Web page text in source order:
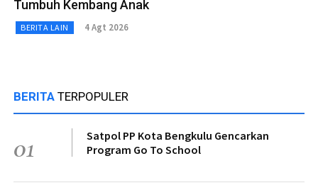
Tumbuh Kembang Anak
BERITA LAIN 4 Agt 2026
BERITA TERPOPULER
01
Satpol PP Kota Bengkulu Gencarkan
Program Go To School